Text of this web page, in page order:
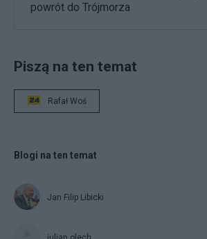
powrót do Trójmorza
Piszą na ten temat
Rafał Woś
Blogi na ten temat
Jan Filip Libicki